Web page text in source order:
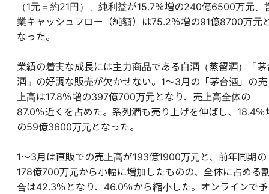
（1元＝約21円）、純利益が15.7％増の240億6500万元、
業キャッシュフロー（純額）は75.2％増の91億8700万元
なった。
業績の着実な成長には主力商品である白酒（蒸留酒）「茅
酒」の好調な販売が欠かせない。1～3月の「茅台酒」の売
上高は17.8％増の397億700万元となり、売上高全体の
87.0％近くを占めた。系列酒も売り上げを伸ばし、18.4％
の59億3600万元となった。
1～3月は直販での売上高が193億1900万元と、前年同期の
178億700万元から小幅に増加したものの、全体に占める
合は42.3％となり、46.0％から縮小した。オンラインで予